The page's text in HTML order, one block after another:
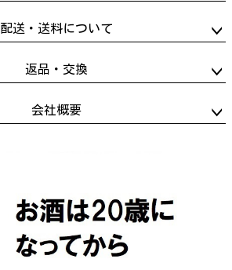
配送・送料について
返品・交換
会社概要